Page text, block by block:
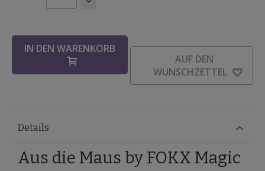
IN DEN WARENKORB
AUF DEN
WUNSCHZETTEL
Details
Aus die Maus by FOKX Magic